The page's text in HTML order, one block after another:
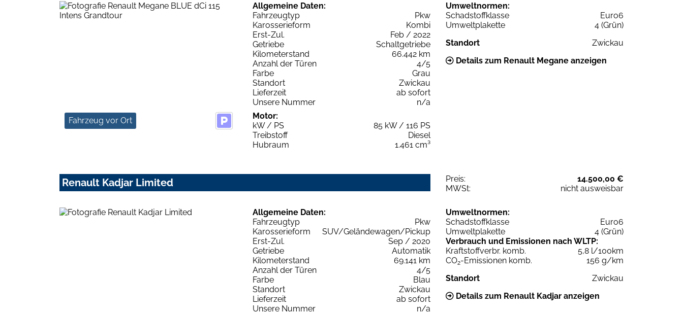
Fahrzeug vor Ort
Allgemeine Daten:
Fahrzeugtyp
Pkw
Karosserieform
Kombi
Erst-Zul.
Feb / 2022
Getriebe
Schaltgetriebe
Kilometerstand
66.442 km
Anzahl der Türen
4/5
Farbe
Grau
Standort
Zwickau
Lieferzeit
ab sofort
Unsere Nummer
n/a
Motor:
kW / PS
85 kW / 116 PS
Treibstoff
Diesel
Hubraum
1.461 cm³
Umweltnormen:
Schadstoffklasse
Euro6
Umweltplakette
4 (Grün)
Standort
Zwickau
Details zum Renault Megane anzeigen
Renault Kadjar Limited Preis:
14.500,00 €
MWSt:
nicht ausweisbar
Allgemeine Daten:
Fahrzeugtyp
Pkw
Karosserieform
SUV/Geländewagen/Pickup
Erst-Zul.
Sep / 2020
Getriebe
Automatik
Kilometerstand
69.141 km
Anzahl der Türen
4/5
Farbe
Blau
Standort
Zwickau
Lieferzeit
ab sofort
Unsere Nummer
n/a
Umweltnormen:
Schadstoffklasse
Euro6
Umweltplakette
4 (Grün)
Verbrauch und Emissionen nach WLTP:
Kraftstoffverbr. komb.
5,8 l/100km
CO2-Emissionen komb.
156 g/km
Standort
Zwickau
Details zum Renault Kadjar anzeigen